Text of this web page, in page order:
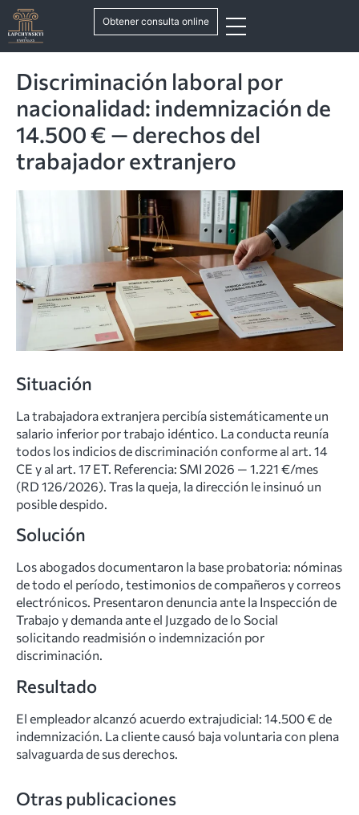
Obtener consulta online
Discriminación laboral por
nacionalidad: indemnización de
14.500 € — derechos del
trabajador extranjero
Situación
La trabajadora extranjera percibía sistemáticamente un
salario inferior por trabajo idéntico. La conducta reunía
todos los indicios de discriminación conforme al art. 14
CE y al art. 17 ET. Referencia: SMI 2026 — 1.221 €/mes
(RD 126/2026). Tras la queja, la dirección le insinuó un
posible despido.
Solución
Los abogados documentaron la base probatoria: nóminas
de todo el período, testimonios de compañeros y correos
electrónicos. Presentaron denuncia ante la Inspección de
Trabajo y demanda ante el Juzgado de lo Social
solicitando readmisión o indemnización por
discriminación.
Resultado
El empleador alcanzó acuerdo extrajudicial: 14.500 € de
indemnización. La cliente causó baja voluntaria con plena
salvaguarda de sus derechos.
Otras publicaciones